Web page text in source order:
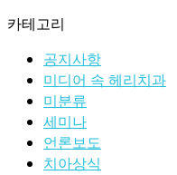
카테고리
공지사항
미디어 속 헤리치과
미분류
세미나
언론보도
치아상식